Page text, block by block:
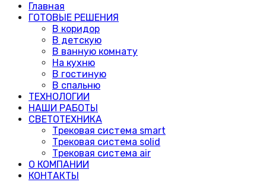
Главная
ГОТОВЫЕ РЕШЕНИЯ
В коридор
В детскую
В ванную комнату
На кухню
В гостиную
В спальню
ТЕХНОЛОГИИ
НАШИ РАБОТЫ
СВЕТОТЕХНИКА
Трековая система smart
Трековая система solid
Трековая система air
О КОМПАНИИ
КОНТАКТЫ